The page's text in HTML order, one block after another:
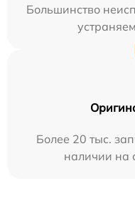
Большинство
Более 20 тыс.
наличии на